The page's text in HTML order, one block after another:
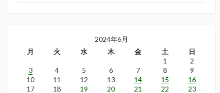
2024年6月
月
火 水 木 金 土
日
1
2
3
4 5 6 7 8
9
10
11 12 13 14 15
16
17
18 19 20 21 22
23